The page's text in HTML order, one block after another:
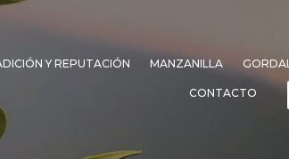
Y REPUTACIÓN MANZANILLA GORDAL
CONTACTO